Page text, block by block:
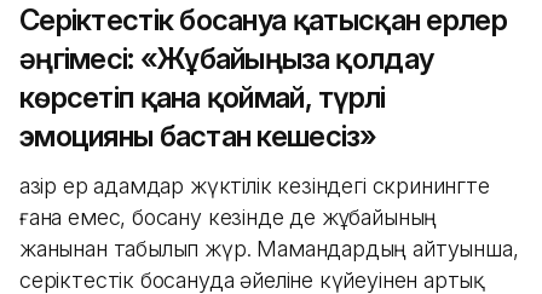
Серіктестік босануға қатысқан ерлер
әңгімесі: «Жұбайыңызға қолдау
көрсетіп қана қоймай, түрлі
эмоцияны бастан кешесіз»
Қазір ер адамдар жүктілік кезіндегі скринингте
ғана емес, босану кезінде де жұбайының
жанынан табылып жүр. Мамандардың айтуынша,
серіктестік босануда әйеліне күйеуінен артық